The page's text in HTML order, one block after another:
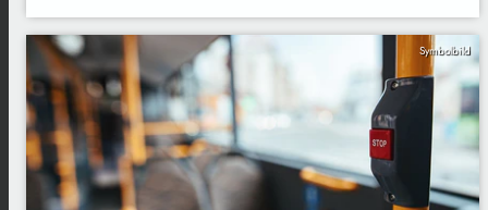
Symbolbild